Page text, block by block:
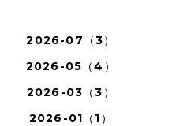
2026-07（3）
2026-05（4）
2026-03（3）
2026-01（1）